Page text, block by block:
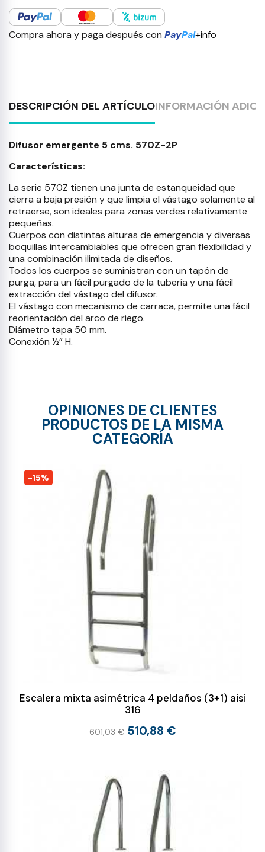
Compra ahora y paga después con PayPal+info
DESCRIPCIÓN DEL ARTÍCULOINFORMACIÓN
Difusor emergente 5 cms. 570Z-2P
Características:
La serie 570Z tienen una junta de estanqueidad que
cierra a baja presión y que limpia el vástago solamente al
retraerse, son ideales para zonas verdes relativamente
pequeñas.
Cuerpos con distintas alturas de emergencia y diversas
boquillas intercambiables que ofrecen gran flexibilidad y
una combinación ilimitada de diseños.
Todos los cuerpos se suministran con un tapón de
purga, para un fácil purgado de la tubería y una fácil
extracción del vástago del difusor.
El vástago con mecanismo de carraca, permite una fácil
reorientación del arco de riego.
Diámetro tapa 50 mm.
Conexión ½” H.
OPINIONES DE CLIENTES
PRODUCTOS DE LA MISMA
CATEGORÍA
-15%
Escalera mixta asimétrica 4 peldaños (3+1) aisi
316
601,03 € 510,88 €